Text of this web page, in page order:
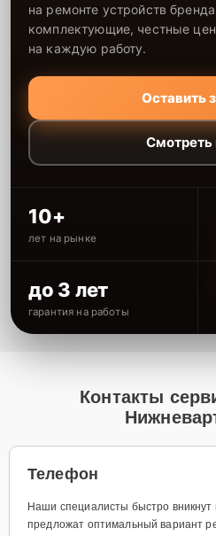
на ремонте устройств
комплектующие, честные
на каждую работу.
Оставить
10+
лет на рынке
до 3 лет
гарантия на работы
Контакты
Телефон
Наши специалисты быстро вникнут
предложат оптимальный вариант